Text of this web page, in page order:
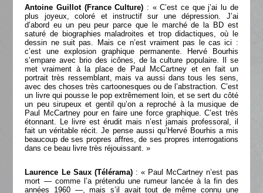
Antoine Guillot (France Culture) : « C’est ce que j’ai lu de
plus joyeux, coloré et instructif sur une dépression. J’ai
d’abord eu un peu peur parce que le marché de la BD est
saturé de biographies maladroites et trop didactiques, où le
dessin ne suit pas. Mais ce n’est vraiment pas le cas ici :
c’est une explosion graphique permanente. Hervé Bourhis
s’empare avec brio des icônes, de la culture populaire. Il se
met vraiment à la place de Paul McCartney et en fait un
portrait très ressemblant, mais va aussi dans tous les sens,
avec des choses très cartoonesques ou de l’abstraction. C’est
un livre qui pousse le pop extrêmement loin, et se sert du côté
un peu sirupeux et gentil qu’on a reproché à la musique de
Paul McCartney pour en faire une force graphique. C’est très
étonnant. Le livre est érudit mais n’est jamais professoral, il
fait un véritable récit. Je pense aussi qu’Hervé Bourhis a mis
beaucoup de ses propres affres, de ses propres interrogations
dans ce beau livre très réjouissant. »
Laurence Le Saux (Télérama) : « Paul McCartney n’est pas
mort — comme l’a prétendu une rumeur lancée à la fin des
années 1960 —, mais s’il avait tout de même connu une